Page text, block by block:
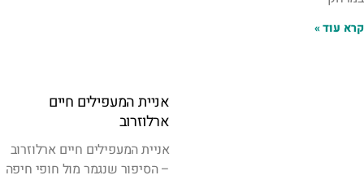
קרא עוד »
אניית המעפילים חיים
ארלוזרוב
אניית המעפילים חיים ארלוזרוב
– הסיפור שנגמר מול חופי חיפה